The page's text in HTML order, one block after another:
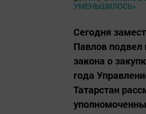
Сегодня
Павлов подвел
закона о
года
Татарстан